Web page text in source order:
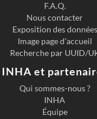
F.A.Q.
Nous contacter
Exposition des données
Image page d'accueil
Recherche par UUID/
INHA et
Qui sommes-nous ?
INHA
Équipe